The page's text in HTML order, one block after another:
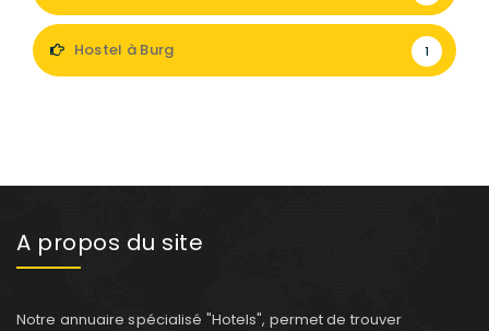
Hostel à Burg 1
A propos du site
Notre annuaire spécialisé "Hotels", permet de trouver